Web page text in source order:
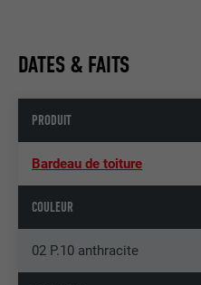
DATES & FAITS
PRODUIT
Bardeau de toiture
COULEUR
02 P.10 anthracite